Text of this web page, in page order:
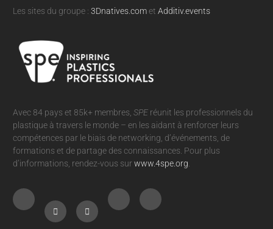
Les sites du groupe : 3Dnatives.comet Additiv.events
Avec 84 pays et 85k+ membres, SPEréunit les professionnels du
plastique à travers le monde – en les aidant à renforcer leurs
compétences par le biais de networking, d’événements, de
formations et de partage des connaissances. Pour plus
d’informations, rendez-vous surwww.4spe.org